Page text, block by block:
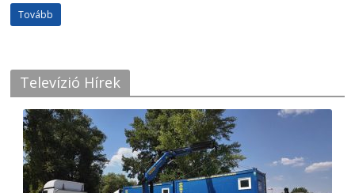
Tovább
Televízió Hírek